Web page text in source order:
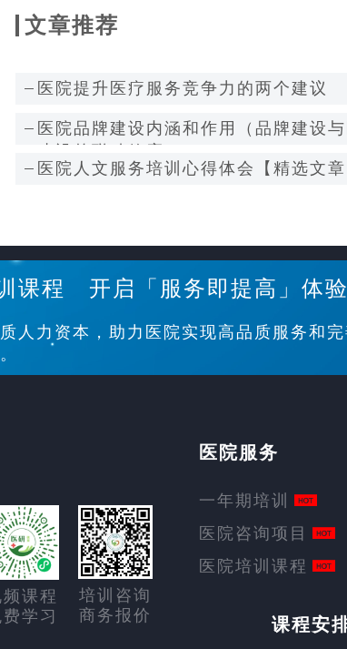
文章推荐
医院提升医疗服务竞争力的两个建议
医院品牌建设内涵和作用（品牌建设
建设的联动效应）
医院人文服务培训心得体会【精选文章
课程 开启「服务即提高」体验
人力资本，助力医院实现高品质服务和
课程
费学习
培训咨询
商务报价
医院服务
一年期培训
医院咨询项目
医院培训课程
课程安